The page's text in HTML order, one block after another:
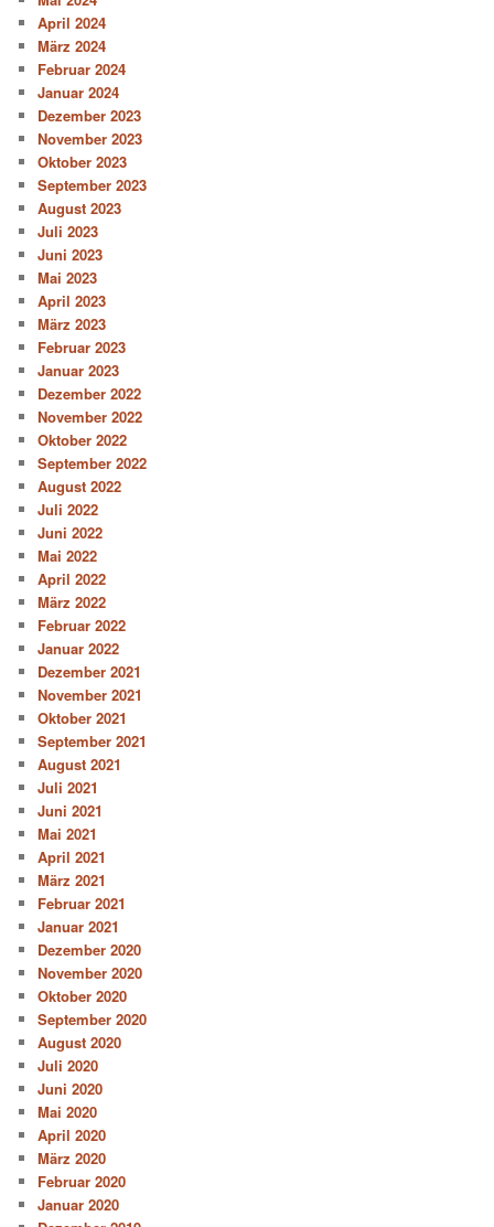
April 2024
März 2024
Februar 2024
Januar 2024
Dezember 2023
November 2023
Oktober 2023
September 2023
August 2023
Juli 2023
Juni 2023
Mai 2023
April 2023
März 2023
Februar 2023
Januar 2023
Dezember 2022
November 2022
Oktober 2022
September 2022
August 2022
Juli 2022
Juni 2022
Mai 2022
April 2022
März 2022
Februar 2022
Januar 2022
Dezember 2021
November 2021
Oktober 2021
September 2021
August 2021
Juli 2021
Juni 2021
Mai 2021
April 2021
März 2021
Februar 2021
Januar 2021
Dezember 2020
November 2020
Oktober 2020
September 2020
August 2020
Juli 2020
Juni 2020
Mai 2020
April 2020
März 2020
Februar 2020
Januar 2020